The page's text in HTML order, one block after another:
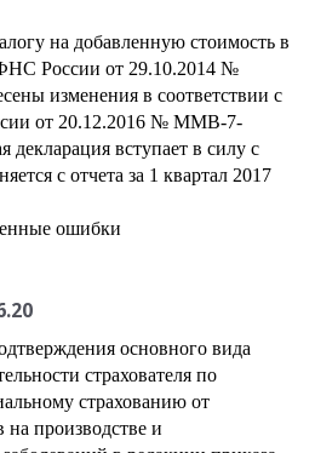
на добавленную стоимость в
России от 29.10.2014 №
изменения в соответствии с
от 20.12.2016 № ММВ-7-
декларация вступает в силу с
с отчета за 1 квартал 2017
ошибки
основного вида
страхователя по
страхованию от
на производстве и